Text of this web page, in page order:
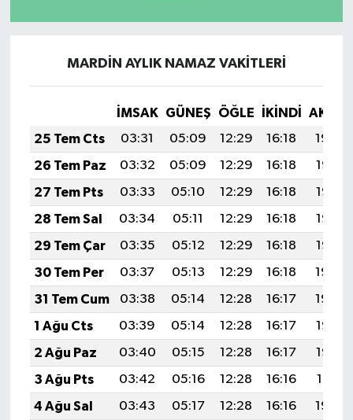
MARDİN AYLIK NAMAZ VAKITLERI
İMSAK GÜNEŞ ÖĞLE İKINDI
25 Tem Cts
03:31 05:09 12:29 16:18
19:39
26 Tem Paz
03:32 05:09 12:29 16:18
19:38
27 Tem Pts
03:33 05:10 12:29 16:18
19:37
28 Tem Sal
03:34 05:11 12:29 16:18
19:36
29 Tem Çar
03:35 05:12 12:29 16:18
19:35
30 Tem Per
03:37 05:13 12:29 16:18
19:34
31 Tem Cum
03:38 05:14 12:28 16:17
19:34
1 Ağu Cts
03:39 05:14 12:28 16:17
19:33
2 Ağu Paz
03:40 05:15 12:28 16:17
19:32
3 Ağu Pts
03:42 05:16 12:28 16:16
19:31
4 Ağu Sal
03:43 05:17 12:28 16:16 19:30